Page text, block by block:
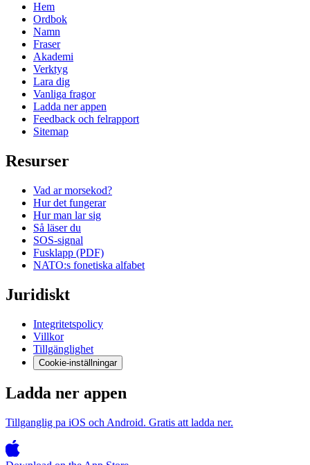
Hem
Ordbok
Namn
Fraser
Akademi
Verktyg
Lara dig
Vanliga fragor
Ladda ner appen
Feedback och felrapport
Sitemap
Resurser
Vad ar morsekod?
Hur det fungerar
Hur man lar sig
Så läser du
SOS-signal
Fusklapp (PDF)
NATO:s fonetiska alfabet
Juridiskt
Integritetspolicy
Villkor
Tillgänglighet
Cookie-inställningar
Ladda ner appen
Tillganglig pa iOS och Android. Gratis att ladda ner.